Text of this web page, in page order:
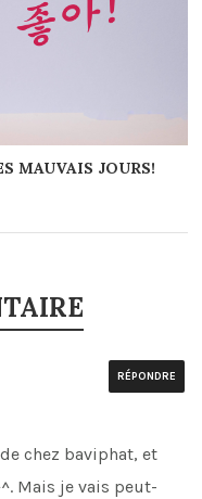
MAUVAIS JOURS!
RÉPONDRE
chez baviphat, et
Mais je vais peut-